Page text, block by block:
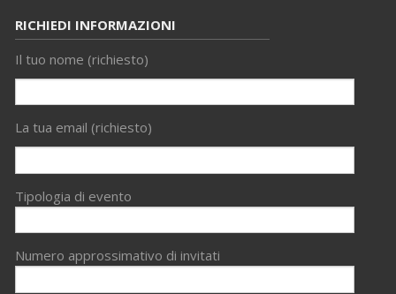
RICHIEDI INFORMAZIONI
Il tuo nome (richiesto)
La tua email (richiesto)
Tipologia di evento
Numero approssimativo di invitati